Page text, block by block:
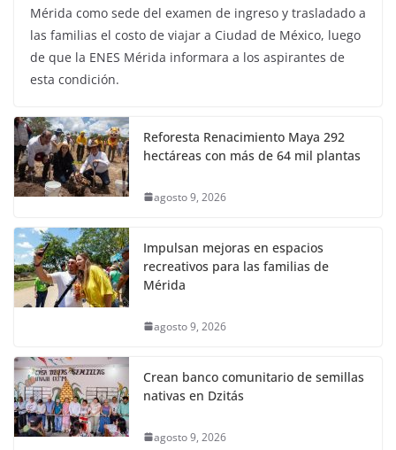
Mérida como sede del examen de ingreso y trasladado a
las familias el costo de viajar a Ciudad de México, luego
de que la ENES Mérida informara a los aspirantes de
esta condición.
Reforesta Renacimiento Maya 292
hectáreas con más de 64 mil plantas
agosto 9, 2026
Impulsan mejoras en espacios
recreativos para las familias de
Mérida
agosto 9, 2026
Crean banco comunitario de semillas
nativas en Dzitás
agosto 9, 2026